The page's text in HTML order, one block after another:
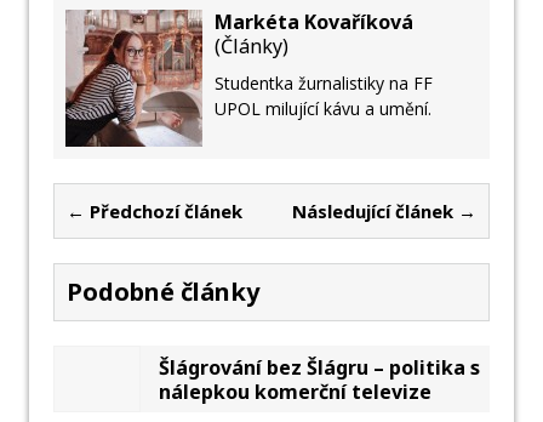
Markéta Kovaříková
(Články)
Studentka žurnalistiky na FF
UPOL milující kávu a umění.
← Předchozí článek Následující článek →
Podobné články
Šlágrování bez Šlágru – politika s
nálepkou komerční televize